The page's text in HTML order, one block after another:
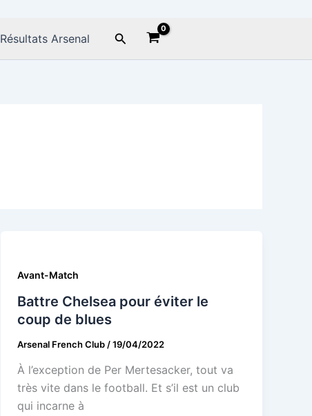
Résultats Arsenal Rechercher
Avant-Match
Battre Chelsea pour éviter le
coup de blues
Arsenal French Club /19/04/2022
À l’exception de Per Mertesacker, tout va
très vite dans le football. Et s’il est un club
qui incarne à